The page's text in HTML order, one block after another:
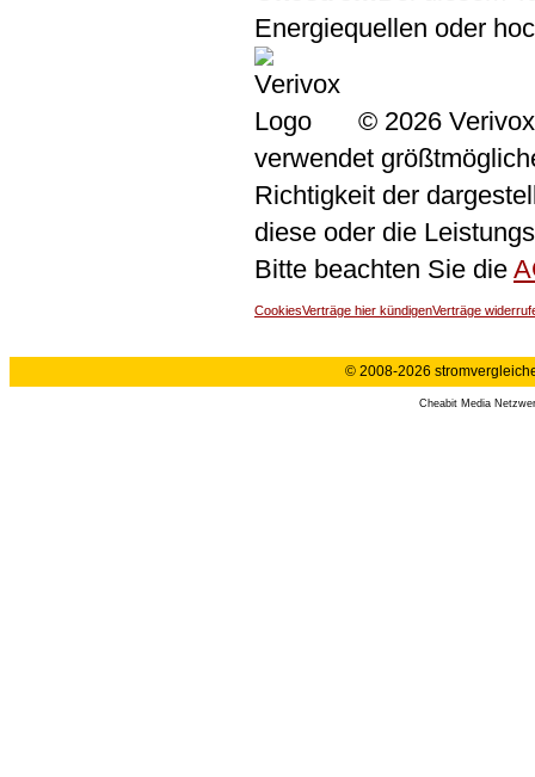
Energiequellen oder
© 2026
verwendet
Richtigkeit der
diese oder die
Bitte beachten Sie die
CookiesVerträge hier kündigenVerträge
© 2008-2026
Cheabit Media